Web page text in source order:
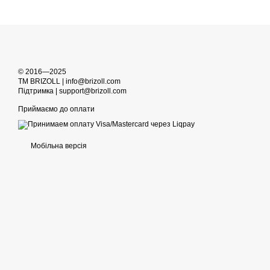
© 2016—2025
TM BRIZOLL | info@brizoll.com
Підтримка | support@brizoll.com
Приймаємо до оплати
Мобільна версія